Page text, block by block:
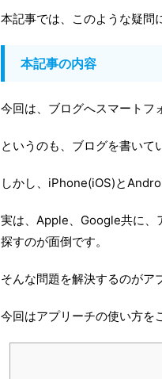
本記事では、このような疑問
本記事の内容
今回は、ブログへスマートフ
というのも、ブログを書いて
しかし、iPhone(iOS)と
実は、Apple、Google共に、
探すのが面倒です。
そんな問題を解決するのがア
今回はアプリーチの使い方を